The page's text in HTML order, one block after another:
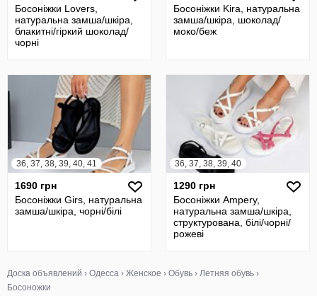
Босоніжки Lovers,
натуральна замша/шкіра,
блакитні/гіркий шоколад/
чорні
Босоніжки Kira, натуральна
замша/шкіра, шоколад/
моко/беж
36, 37, 38, 39, 40, 41
1690 грн
Босоніжки Girs, натуральна
замша/шкіра, чорні/білі
36, 37, 38, 39, 40
1290 грн
Босоніжки Ampery,
натуральна замша/шкіра,
структурована, білі/чорні/
рожеві
Доска объявлений › Одесса › Женское › Обувь › Летняя обувь ›
Босоножки